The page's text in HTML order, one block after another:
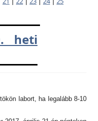
heti
labort, ha legalább 8-10